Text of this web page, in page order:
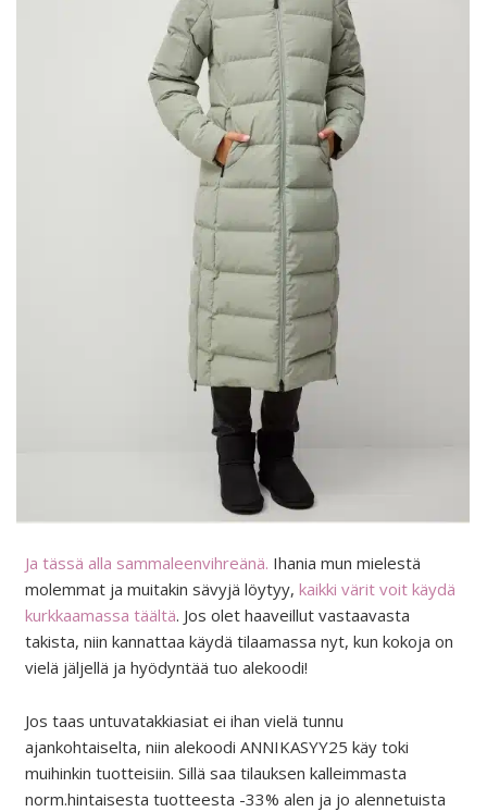
Ja tässä alla sammaleenvihreänä. Ihania mun mielestä
molemmat ja muitakin sävyjä löytyy, kaikki värit voit käydä
kurkkaamassa täältä. Jos olet haaveillut vastaavasta
takista, niin kannattaa käydä tilaamassa nyt, kun kokoja on
vielä jäljellä ja hyödyntää tuo alekoodi!
Jos taas untuvatakkiasiat ei ihan vielä tunnu
ajankohtaiselta, niin alekoodi ANNIKASYY25 käy toki
muihinkin tuotteisiin. Sillä saa tilauksen kalleimmasta
norm.hintaisesta tuotteesta -33% alen ja jo alennetuista